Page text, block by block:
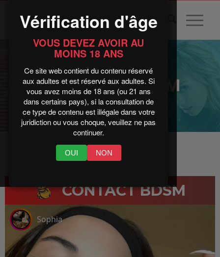
Vérification d'âge
VOUS DEVEZ AVOIR AU
MOINS 18 ANS
Ce site web contient du contenu réservé
aux adultes et est réservé aux adultes. Si
vous avez moins de 18 ans (ou 21 ans
dans certains pays), si la consultation de
ce type de contenu est illégale dans votre
juridiction ou vous choque, veuillez ne pas
continuer.
OUI NON
Rencontre BDSM